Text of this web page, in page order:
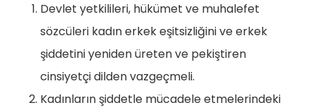
Devlet yetkilileri, hükümet ve muhalefet
sözcüleri kadın erkek eşitsizliğini ve erkek
şiddetini yeniden üreten ve pekiştiren
cinsiyetçi dilden vazgeçmeli.
Kadınların şiddetle mücadele etmelerindeki